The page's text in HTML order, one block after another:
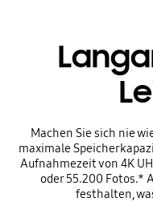
Machen Sie sich nie
maximale
Aufnahmezeit von 4K
oder 55.200 Fotos.*
festhalten,